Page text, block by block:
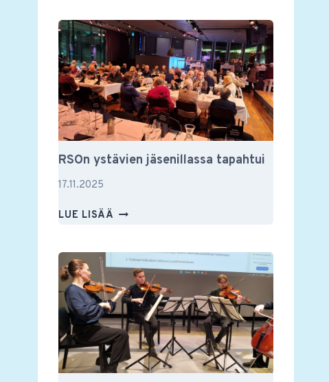
MUSIIKISTA
MUUSTAKIN
RSOn ystävien jäsenillassa tapahtui
17.11.2025
LUE LISÄÄ RSON
TAPAHTUI